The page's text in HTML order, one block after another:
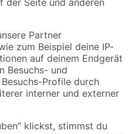
Versandarten